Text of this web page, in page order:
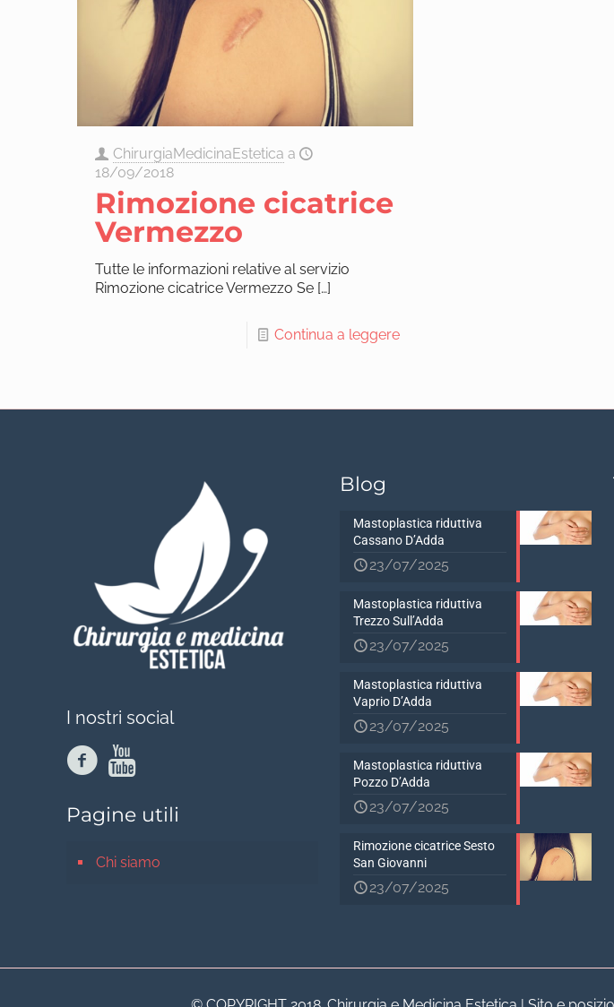
ChirurgiaMedicinaEstetica a
18/09/2018
Rimozione cicatrice
Vermezzo
Tutte le informazioni relative al servizio
Rimozione cicatrice Vermezzo Se[…]
Continua a leggere
I nostri social
Pagine utili
Chi siamo
Blog
Mastoplastica riduttiva
Cassano D’Adda
23/07/2025
Mastoplastica riduttiva
Trezzo Sull’Adda
23/07/2025
Mastoplastica riduttiva
Vaprio D’Adda
23/07/2025
Mastoplastica riduttiva
Pozzo D’Adda
23/07/2025
Rimozione cicatrice Sesto
San Giovanni
23/07/2025